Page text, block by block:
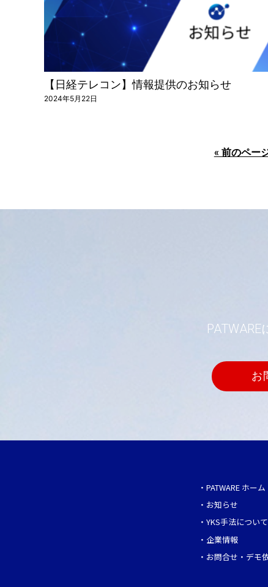
【日経テレコン】情報提供のお知らせ
2024年5月22日
« 前のペー
お
・ PATWARE ホーム
・ お知らせ
・ YKS手法について
・ 企業情報
・ お問合せ・デモ